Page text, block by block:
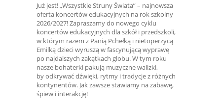
Już jest! „Wszystkie Struny Świata” – najnowsza
oferta koncertów edukacyjnych na rok szkolny
2026/2027! Zapraszamy do nowego cyklu
koncertów edukacyjnych dla szkół i przedszkoli,
w którym razem z Panią Pchełką i nietoperzycą
Emilką dzieci wyruszą w fascynującą wyprawę
po najdalszych zakątkach globu. W tym roku
nasze bohaterki pakują muzyczne walizki,
by odkrywać dźwięki, rytmy i tradycje z różnych
kontynentów. Jak zawsze stawiamy na zabawę,
śpiew i interakcję!